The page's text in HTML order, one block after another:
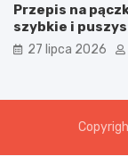
Przepis na
szybkie i
27 lipca 2026